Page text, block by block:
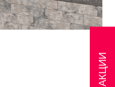
АКЦИИ